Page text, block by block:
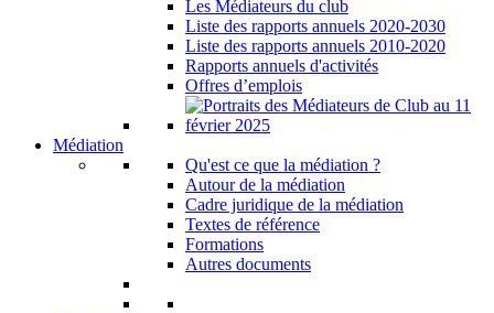
Les Médiateurs du club
Liste des rapports annuels 2020-2030
Liste des rapports annuels 2010-2020
Rapports annuels d'activités
Offres d’emplois
Médiation
Qu'est ce que la médiation ?
Autour de la médiation
Cadre juridique de la médiation
Textes de référence
Formations
Autres documents